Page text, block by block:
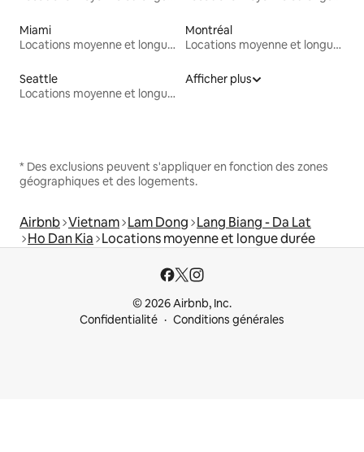
Miami
Locations moyenne et longue durée
Montréal
Locations moyenne et longue durée
Seattle
Locations moyenne et longue durée
Afficher plus
* Des exclusions peuvent s'appliquer en fonction des zones
géographiques et des logements.
Airbnb Vietnam Lam Dong Lang Biang - Da Lat
Ho Dan Kia Locations moyenne et longue durée
© 2026 Airbnb, Inc.
Confidentialité
Conditions générales